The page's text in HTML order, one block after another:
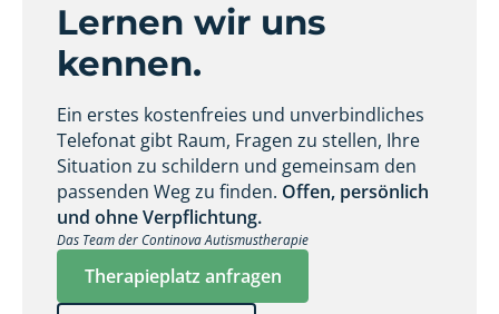
Lernen wir uns
kennen.
Ein erstes kostenfreies und unverbindliches
Telefonat gibt Raum, Fragen zu stellen, Ihre
Situation zu schildern und gemeinsam den
passenden Weg zu finden. Offen, persönlich
und ohne Verpflichtung.
Das Team der Continova Autismustherapie
Therapieplatz anfragen